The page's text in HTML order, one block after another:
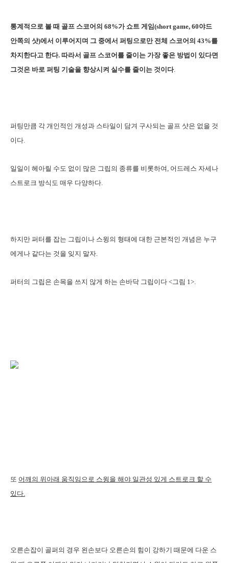
통계적으로 볼 때 골프 스코어의 68%가 쇼트 게임(short game, 60야드
안쪽의 샷)에서 이루어지며 그 중에서 퍼팅으로만 전체 스코어의 43%를
차지한다고 한다. 따라서 골프 스코어를 줄이는 가장 좋은 방법이 있다면
그것은 바로 퍼팅 기술을 향상시켜 실수를 줄이는 것이다.
퍼팅만큼 각 개인적인 개성과 스타일이 담겨 구사되는 골프 샷은 없을 것
이다.
일일이 헤아릴 수도 없이 많은 그립의 종류를 비롯하여, 어드레스 자세나
스트로크 방식도 매우 다양하다.
하지만 퍼터를 잡는 그립이나 스윙의 형태에 대한 근본적인 개념은 누구
에게나 같다는 것을 잊지 말자.
퍼터의 그립은 손목을 쓰지 않게 하는 손바닥 그립이다 <그림 1>.
또 어깨의 위아래 움직임으로 스윙을 해야 일관성 있게 스트로크 할 수
있다.
오른손잡이 골퍼의 경우 왼손보다 오른손의 힘이 강하기 때문에 다운 스